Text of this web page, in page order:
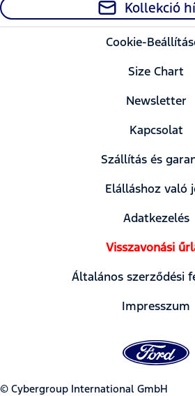
Kollekció
Cookie-
Size Chart
Newsletter
Kapcsolat
Szállítás és
Elálláshoz való
Adatkezelés
Visszavonási
Általános szerződési
Impresszum
© Cybergroup International GmbH